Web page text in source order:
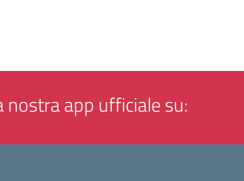
nostra app ufficiale su: